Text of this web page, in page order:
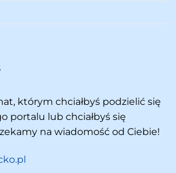
którym chciałbyś podzielić się
portalu lub chciałbyś się
na wiadomość od Ciebie!